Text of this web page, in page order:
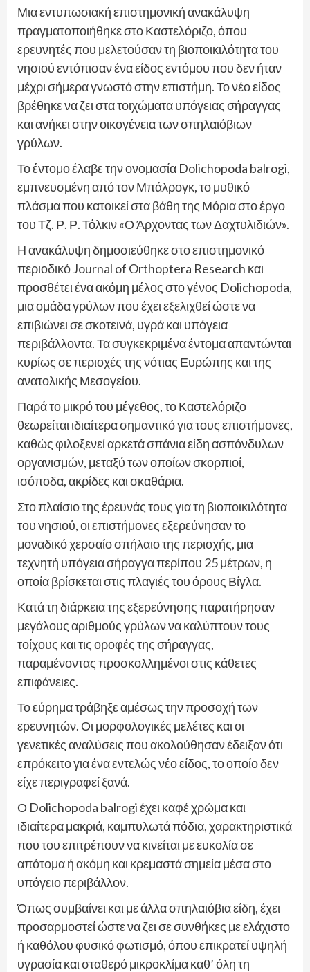
Μια εντυπωσιακή επιστημονική ανακάλυψη
πραγματοποιήθηκε στο Καστελόριζο, όπου
ερευνητές που μελετούσαν τη βιοποικιλότητα του
νησιού εντόπισαν ένα είδος εντόμου που δεν ήταν
μέχρι σήμερα γνωστό στην επιστήμη. Το νέο είδος
βρέθηκε να ζει στα τοιχώματα υπόγειας σήραγγας
και ανήκει στην οικογένεια των σπηλαιόβιων
γρύλων.
Το έντομο έλαβε την ονομασία Dolichopoda balrogi,
εμπνευσμένη από τον Μπάλρογκ, το μυθικό
πλάσμα που κατοικεί στα βάθη της Μόρια στο έργο
του Τζ. Ρ. Ρ. Τόλκιν «Ο Άρχοντας των Δαχτυλιδιών».
Η ανακάλυψη δημοσιεύθηκε στο επιστημονικό
περιοδικό Journal of Orthoptera Research και
προσθέτει ένα ακόμη μέλος στο γένος Dolichopoda,
μια ομάδα γρύλων που έχει εξελιχθεί ώστε να
επιβιώνει σε σκοτεινά, υγρά και υπόγεια
περιβάλλοντα. Τα συγκεκριμένα έντομα απαντώνται
κυρίως σε περιοχές της νότιας Ευρώπης και της
ανατολικής Μεσογείου.
Παρά το μικρό του μέγεθος, το Καστελόριζο
θεωρείται ιδιαίτερα σημαντικό για τους επιστήμονες,
καθώς φιλοξενεί αρκετά σπάνια είδη ασπόνδυλων
οργανισμών, μεταξύ των οποίων σκορπιοί,
ισόποδα, ακρίδες και σκαθάρια.
Στο πλαίσιο της έρευνάς τους για τη βιοποικιλότητα
του νησιού, οι επιστήμονες εξερεύνησαν το
μοναδικό χερσαίο σπήλαιο της περιοχής, μια
τεχνητή υπόγεια σήραγγα περίπου 25 μέτρων, η
οποία βρίσκεται στις πλαγιές του όρους Βίγλα.
Κατά τη διάρκεια της εξερεύνησης παρατήρησαν
μεγάλους αριθμούς γρύλων να καλύπτουν τους
τοίχους και τις οροφές της σήραγγας,
παραμένοντας προσκολλημένοι στις κάθετες
επιφάνειες.
Το εύρημα τράβηξε αμέσως την προσοχή των
ερευνητών. Οι μορφολογικές μελέτες και οι
γενετικές αναλύσεις που ακολούθησαν έδειξαν ότι
επρόκειτο για ένα εντελώς νέο είδος, το οποίο δεν
είχε περιγραφεί ξανά.
Ο Dolichopoda balrogi έχει καφέ χρώμα και
ιδιαίτερα μακριά, καμπυλωτά πόδια, χαρακτηριστικά
που του επιτρέπουν να κινείται με ευκολία σε
απότομα ή ακόμη και κρεμαστά σημεία μέσα στο
υπόγειο περιβάλλον.
Όπως συμβαίνει και με άλλα σπηλαιόβια είδη, έχει
προσαρμοστεί ώστε να ζει σε συνθήκες με ελάχιστο
ή καθόλου φυσικό φωτισμό, όπου επικρατεί υψηλή
υγρασία και σταθερό μικροκλίμα καθ’ όλη τη